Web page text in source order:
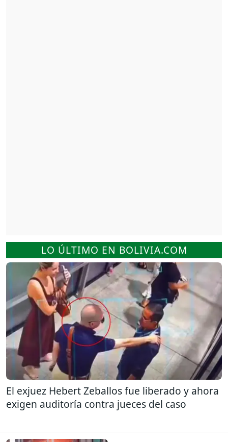
LO ÚLTIMO EN BOLIVIA.COM
El exjuez Hebert Zeballos fue liberado y ahora
exigen auditoría contra jueces del caso